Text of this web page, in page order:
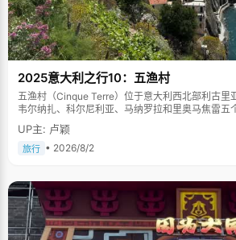
2025意大利之行10：五渔村
五渔村（Cinque Terre）位于意大利西北部利古里
韦尔纳扎、科尔尼利亚、马纳罗拉和里奥马焦雷五
山傍海，房屋色彩斑斓，1997年被列为世界文化遗
UP主: 卢颖
旅行 • 2026/8/2